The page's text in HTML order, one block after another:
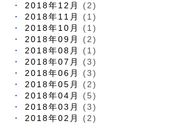
2018年12月
(2)
2018年11月
(1)
2018年10月
(1)
2018年09月
(2)
2018年08月
(1)
2018年07月
(3)
2018年06月
(3)
2018年05月
(2)
2018年04月
(5)
2018年03月
(3)
2018年02月
(2)